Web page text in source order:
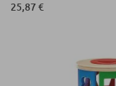
25,87 €